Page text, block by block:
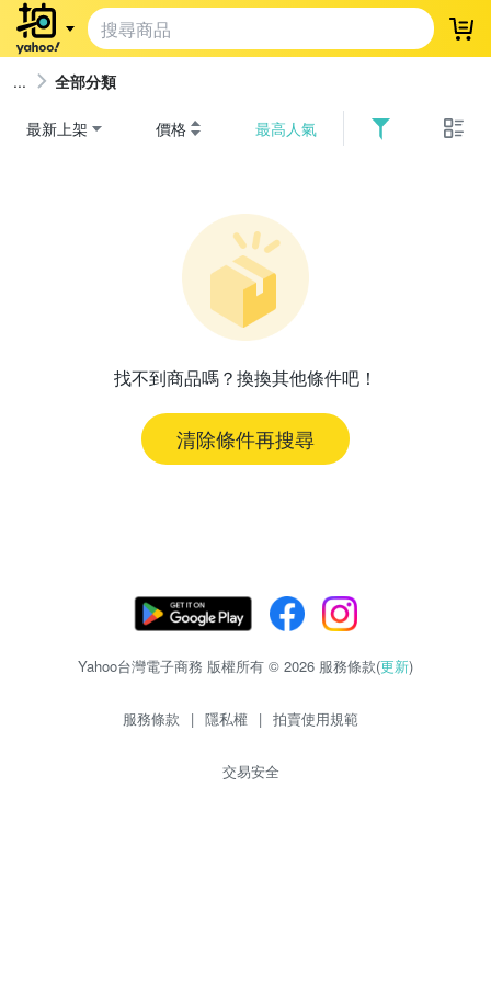
登
全部分類
最新上架 價格 最高人氣
找不到商品嗎？換換其他條件吧！
清除條件再搜尋
Yahoo台灣電子商務 版權所有 © 2026 服務條款(更新)
服務條款 | 隱私權 | 拍賣使用規範
交易安全